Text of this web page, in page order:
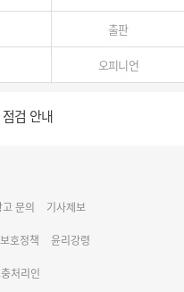
출판
오피니언
검 안내
공모전 수상작 발표
고 문의 기사제보
호정책 윤리강령
처리인